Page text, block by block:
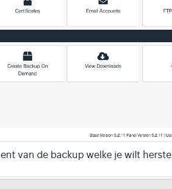
van de backup welke je wilt